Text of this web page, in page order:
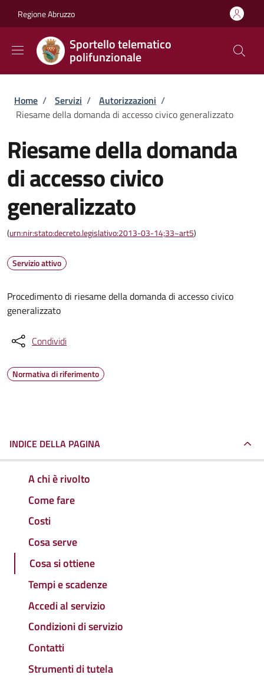
Regione Abruzzo
Sportello telematico
polifunzionale
Briciole di pane
Home / Servizi / Autorizzazioni /
Riesame della domanda di accesso civico generalizzato
Riesame della domanda
di accesso civico
generalizzato
(urn:nir:stato:decreto.legislativo:2013-03-14;33~art5)
Servizio attivo
Procedimento di riesame della domanda di accesso civico
generalizzato
Condividi
Normativa di riferimento
INDICE DELLA PAGINA
A chi è rivolto
Come fare
Costi
Cosa serve
Cosa si ottiene
Tempi e scadenze
Accedi al servizio
Condizioni di servizio
Contatti
Strumenti di tutela